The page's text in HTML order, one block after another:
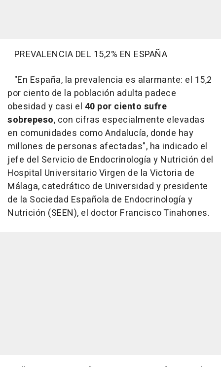
PREVALENCIA DEL 15,2% EN ESPAÑA
"En España, la prevalencia es alarmante: el 15,2
por ciento de la población adulta padece
obesidad y casi el 40 por ciento sufre
sobrepeso, con cifras especialmente elevadas
en comunidades como Andalucía, donde hay
millones de personas afectadas", ha indicado el
jefe del Servicio de Endocrinología y Nutrición del
Hospital Universitario Virgen de la Victoria de
Málaga, catedrático de Universidad y presidente
de la Sociedad Española de Endocrinología y
Nutrición (SEEN), el doctor Francisco Tinahones.